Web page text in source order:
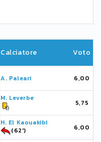
Calciatore Voto
A. Paleari 6,00
M. Leverbe
5,75
H. El Kaouakibi
(62')
6,00